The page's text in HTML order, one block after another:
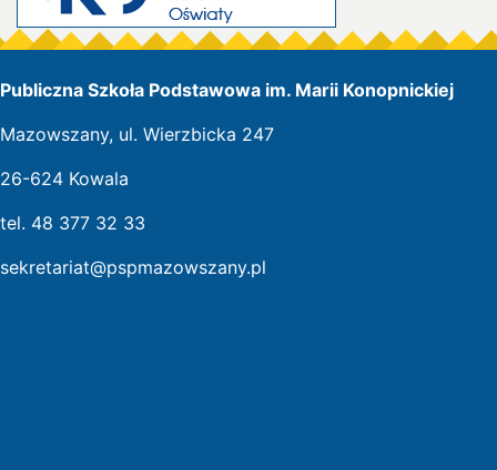
Publiczna Szkoła Podstawowa im. Marii Konopnickiej
Mazowszany, ul. Wierzbicka 247
26-624 Kowala
tel. 48 377 32 33
sekretariat@pspmazowszany.pl